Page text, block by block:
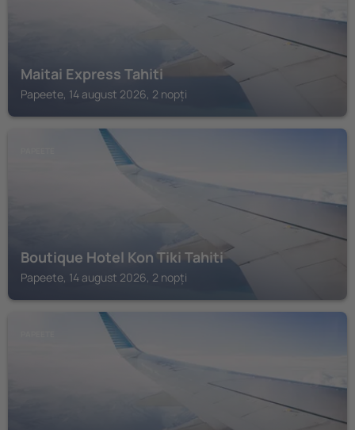
Maitai Express Tahiti
Papeete, 14 august 2026, 2 nopți
Boutique Hotel Kon Tiki Tahiti
Papeete, 14 august 2026, 2 nopți